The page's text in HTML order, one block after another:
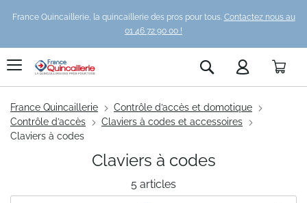
France Quincaillerie, la quincaillerie des pros pour tous. Contactez nous au
01 46 72 90 00 !
Rechercher
France Quincaillerie
Contrôle d’accès et domotique
Contrôle d’accès
Claviers à codes et accessoires
Claviers à codes
5 articles
Claviers à codes